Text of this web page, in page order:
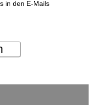
in den E-Mails